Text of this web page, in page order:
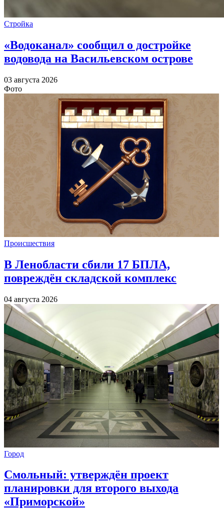
Стройка
«Водоканал» сообщил о достройке
водовода на Васильевском острове
03 августа 2026
Фото
Происшествия
В Ленобласти сбили 17 БПЛА,
повреждён складской комплекс
04 августа 2026
Город
Смольный: утверждён проект
планировки для второго выхода
«Приморской»